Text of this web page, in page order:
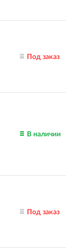
Под заказ
В наличии
Под заказ